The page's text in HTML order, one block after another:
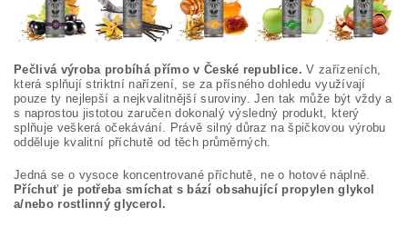
Pečlivá výroba probíhá přímo v České republice. V zařízeních,
která splňují striktní nařízení, se za přísného dohledu využívají
pouze ty nejlepší a nejkvalitnější suroviny. Jen tak může být vždy a
s naprostou jistotou zaručen dokonalý výsledný produkt, který
splňuje veškerá očekávání. Právě silný důraz na špičkovou výrobu
odděluje kvalitní příchutě od těch průměrných.
Jedná se o vysoce koncentrované příchutě, ne o hotové náplně.
Příchuť je potřeba smíchat s bází obsahující propylen glykol
a/nebo rostlinný glycerol.